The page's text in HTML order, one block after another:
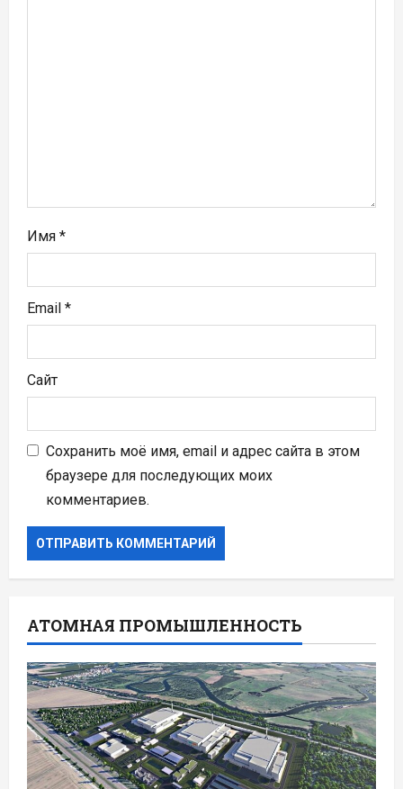
я
м
Имя *
Email *
Сайт
Сохранить моё имя, email и адрес сайта в этом
браузере для последующих моих
комментариев.
АТОМНАЯ ПРОМЫШЛЕННОСТЬ